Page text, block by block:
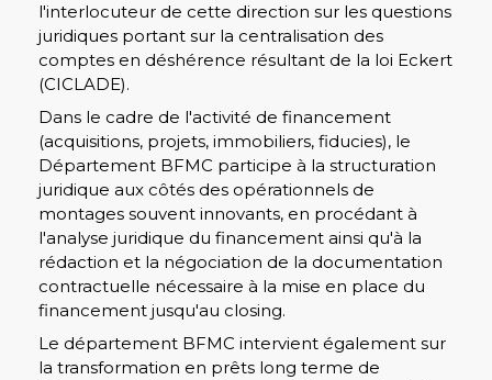
l'interlocuteur de cette direction sur les questions
juridiques portant sur la centralisation des
comptes en déshérence résultant de la loi Eckert
(CICLADE).
Dans le cadre de l'activité de financement
(acquisitions, projets, immobiliers, fiducies), le
Département BFMC participe à la structuration
juridique aux côtés des opérationnels de
montages souvent innovants, en procédant à
l'analyse juridique du financement ainsi qu'à la
rédaction et la négociation de la documentation
contractuelle nécessaire à la mise en place du
financement jusqu'au closing.
Le département BFMC intervient également sur
la transformation en prêts long terme de